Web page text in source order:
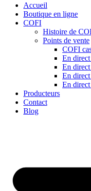
Accueil
Boutique en ligne
COFI
Histoire de
Points de vente
COFI
En
En
En
En
Producteurs
Contact
Blog